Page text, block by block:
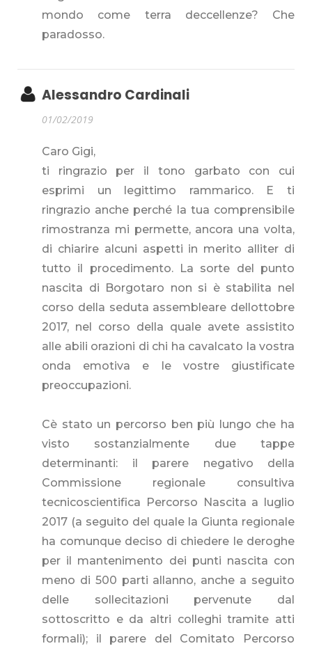
mondo come terra deccellenze? Che
paradosso.
Alessandro Cardinali
01/02/2019
Caro Gigi,
ti ringrazio per il tono garbato con cui
esprimi un legittimo rammarico. E ti
ringrazio anche perché la tua comprensibile
rimostranza mi permette, ancora una volta,
di chiarire alcuni aspetti in merito alliter di
tutto il procedimento. La sorte del punto
nascita di Borgotaro non si è stabilita nel
corso della seduta assembleare dellottobre
2017, nel corso della quale avete assistito
alle abili orazioni di chi ha cavalcato la vostra
onda emotiva e le vostre giustificate
preoccupazioni.
Cè stato un percorso ben più lungo che ha
visto sostanzialmente due tappe
determinanti: il parere negativo della
Commissione regionale consultiva
tecnicoscientifica Percorso Nascita a luglio
2017 (a seguito del quale la Giunta regionale
ha comunque deciso di chiedere le deroghe
per il mantenimento dei punti nascita con
meno di 500 parti allanno, anche a seguito
delle sollecitazioni pervenute dal
sottoscritto e da altri colleghi tramite atti
formali); il parere del Comitato Percorso